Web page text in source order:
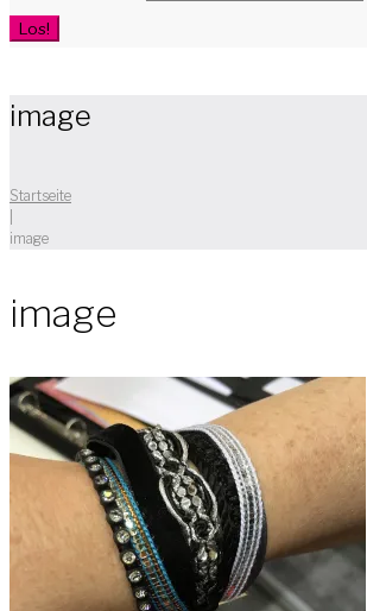
Los!
image
Startseite
image
image